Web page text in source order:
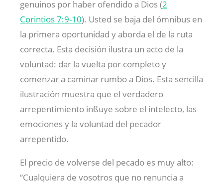
genuinos por haber ofendido a Dios (2
Corintios 7:9-10). Usted se baja del ómnibus en
la primera oportunidad y aborda el de la ruta
correcta. Esta decisión ilustra un acto de la
voluntad: dar la vuelta por completo y
comenzar a caminar rumbo a Dios. Esta sencilla
ilustración muestra que el verdadero
arrepentimiento inßuye sobre el intelecto, las
emociones y la voluntad del pecador
arrepentido.
El precio de volverse del pecado es muy alto:
“Cualquiera de vosotros que no renuncia a